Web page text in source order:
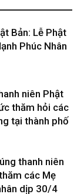
Bản: Lễ Phật
Phúc Nhân
niên Phật
thăm hỏi các
tại thành phố
thanh niên
các Mẹ
dịp 30/4